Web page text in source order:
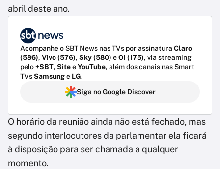
abril deste ano.
Acompanhe o SBT News nas TVs por assinatura Claro
(586), Vivo (576), Sky (580) eOi (175), via streaming
pelo+SBT, SiteeYouTube, além dos canais nas Smart
TVsSamsunge LG.
Siga no Google Discover
O horário da reunião ainda não está fechado, mas
segundo interlocutores da parlamentar ela ficará
à disposição para ser chamada a qualquer
momento.